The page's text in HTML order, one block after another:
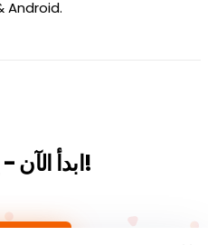
Android.
ابدأ الآن - إنه مجاني!